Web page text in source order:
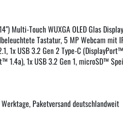
Multi-Touch WUXGA OLED Glas
Tastatur, 5 MP Webcam mit
1x USB 3.2 Gen 2 Type-C
1.4a), 1x USB 3.2 Gen 1, microSD™
Paketversand deutschlandweit